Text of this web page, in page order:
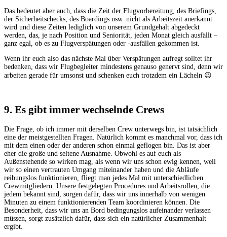
Das bedeutet aber auch, dass die Zeit der Flugvorbereitung, des Briefings,
der Sicherheitschecks, des Boardings usw. nicht als Arbeitszeit anerkannt
wird und diese Zeiten lediglich von unserem Grundgehalt abgedeckt
werden, das, je nach Position und Seniorität, jeden Monat gleich ausfällt –
ganz egal, ob es zu Flugverspätungen oder -ausfällen gekommen ist.
Wenn ihr euch also das nächste Mal über Verspätungen aufregt solltet ihr
bedenken, dass wir Flugbegleiter mindestens genauso genervt sind, denn wir
arbeiten gerade für umsonst und schenken euch trotzdem ein Lächeln 😉
9. Es gibt immer wechselnde Crews
Die Frage, ob ich immer mit derselben Crew unterwegs bin, ist tatsächlich
eine der meistgestellten Fragen. Natürlich kommt es manchmal vor, dass ich
mit dem einen oder der anderen schon einmal geflogen bin. Das ist aber
eher die große und seltene Ausnahme. Obwohl es auf euch als
Außenstehende so wirken mag, als wenn wir uns schon ewig kennen, weil
wir so einen vertrauten Umgang miteinander haben und die Abläufe
reibungslos funktionieren, fliegt man jedes Mal mit unterschiedlichen
Crewmitgliedern. Unsere festgelegten Procedures und Arbeitsrollen, die
jedem bekannt sind, sorgen dafür, dass wir uns innerhalb von wenigen
Minuten zu einem funktionierenden Team koordinieren können. Die
Besonderheit, dass wir uns an Bord bedingungslos aufeinander verlassen
müssen, sorgt zusätzlich dafür, dass sich ein natürlicher Zusammenhalt
ergibt.